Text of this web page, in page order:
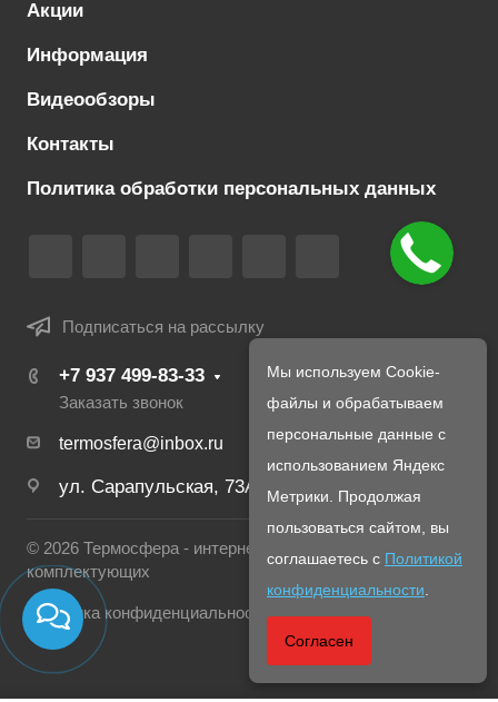
Акции
Информация
Видеообзоры
Контакты
Политика обработки персональных данных
Подписаться на рассылку
+7 937 499-83-33
Заказать звонок
termosfera@inbox.ru
ул. Сарапульская, 73А
© 2026 Термосфера - интернет магазин печей и
комплектующих
Политика конфиденциальности
Мы используем Cookie-
файлы и обрабатываем
персональные данные с
использованием Яндекс
Метрики. Продолжая
пользоваться сайтом, вы
соглашаетесь с Политикой
конфиденциальности
Согласен